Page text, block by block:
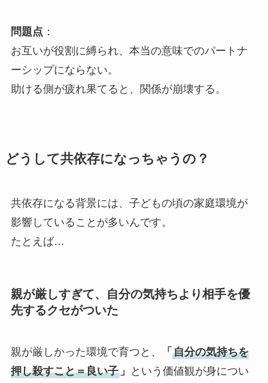
問題点 ：
お互いが役割に縛られ、本当の意味でのパートナ
ーシップにならない。
助ける側が疲れ果てると、関係が崩壊する。
どうして共依存になっちゃうの？
共依存になる背景には、子どもの頃の家庭環境が
影響していることが多いんです。
たとえば…
親が厳しすぎて、自分の気持ちより相手を優
先するクセがついた
親が厳しかった環境で育つと、 「 自分の気持ちを
押し殺すこと＝良い子」
という価値観が身につい